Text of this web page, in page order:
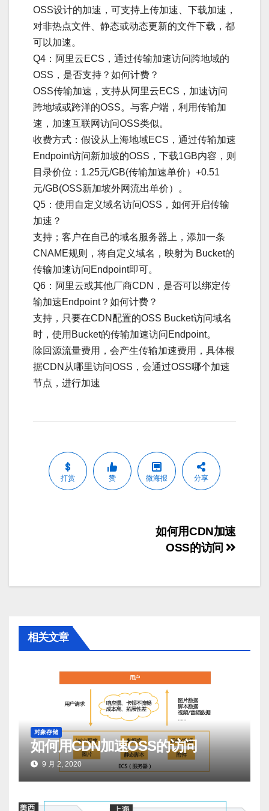
OSS设计的加速，可支持上传加速、下载加速，
对非热点文件、静态或动态更新的文件下载，都
可以加速。
Q4：阿里云ECS，通过传输加速访问跨地域的
OSS，是否支持？如何计费？
OSS传输加速，支持从阿里云ECS，加速访问
跨地域或跨洋的OSS。与客户端，利用传输加
速，加速互联网访问OSS类似。
收费方式：假设从上海地域ECS，通过传输加速
Endpoint访问新加坡的OSS，下载1GB内容，则
目录价位：1.25元/GB(传输加速单价）+0.51
元/GB(OSS新加坡外网流出单价）。
Q5：使用自定义域名访问OSS，如何开启传输
加速？
支持；客户在自己的域名服务器上，添加一条
CNAME规则，将自定义域名，映射为 Bucket的
传输加速访问Endpoint即可。
Q6：阿里云或其他厂商CDN，是否可以绑定传
输加速Endpoint？如何计费？
支持，只要在CDN配置的OSS Bucket访问域名
时，使用Bucket的传输加速访问Endpoint。
除回源流量费用，会产生传输加速费用，具体根
据CDN从哪里访问OSS，会通过OSS哪个加速
节点，进行加速
打赏 赞 微海报 分享
导
如何用CDN加速
OSS的访问
相关文章
对象存储
如何用CDN加速OSS的访问
9 月 2, 2020